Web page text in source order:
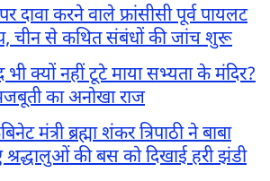
दावा करने वाले फ्रांसीसी पूर्व पायलट
चीन से कथित संबंधों की जांच शुरू
भी क्यों नहीं टूटे माया सभ्यता के मंदिर?
का अनोखा राज
मंत्री ब्रह्मा शंकर त्रिपाठी ने बाबा
की बस को दिखाई हरी झंडी